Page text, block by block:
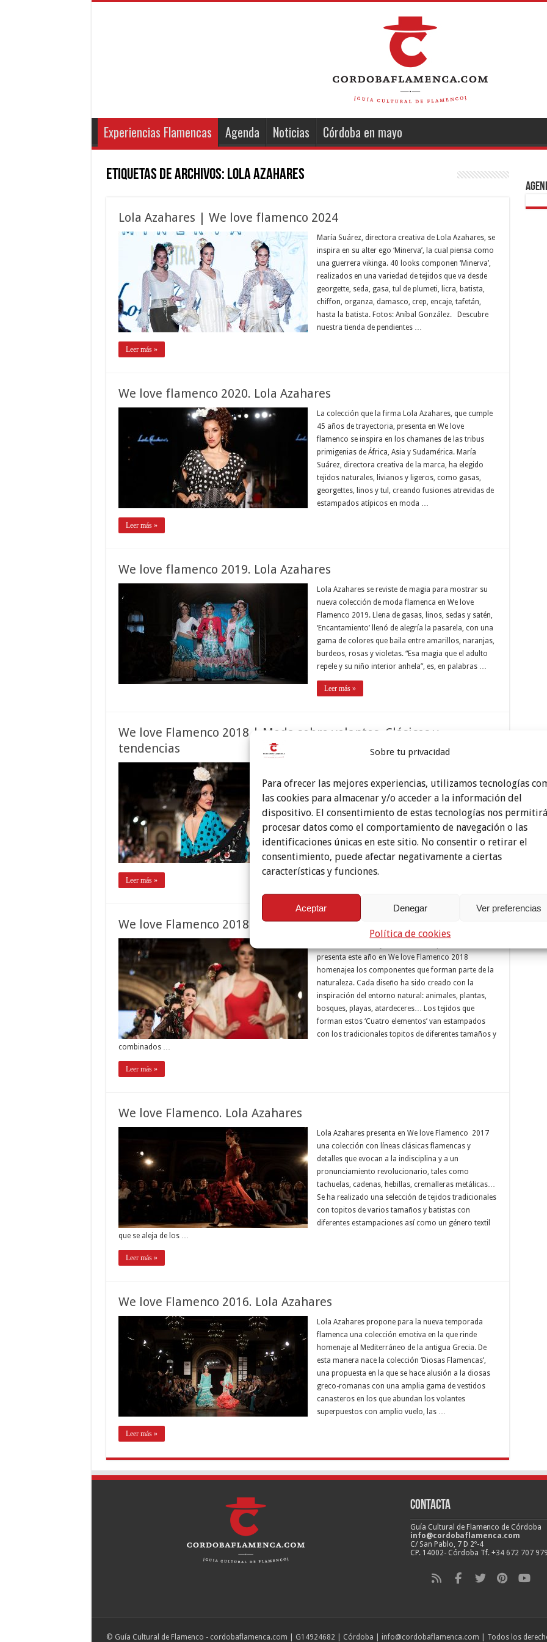
Sobre tu privacidad
Para ofrecer las mejores experiencias, utilizamos tecnologías
las cookies para almacenar y/o acceder a la información del
dispositivo. El consentimiento de estas tecnologías nos permitirá
procesar datos como el comportamiento de navegación o las
identificaciones únicas en este sitio. No consentir o retirar el
consentimiento, puede afectar negativamente a ciertas
características y funciones.
Aceptar Denegar Ver preferencias
Política de cookies
Experiencias Flamencas Agenda Noticias Córdoba en mayo
Etiquetas de Archivos: lola azahares
Lola Azahares | We love flamenco 2024
María Suárez, directora creativa de Lola Azahares, se
inspira en su alter ego ‘Minerva’, la cual piensa como
una guerrera vikinga. 40 looks componen ‘Minerva’,
realizados en una variedad de tejidos que va desde
georgette, seda, gasa, tul de plumeti, licra, batista,
chiffon, organza, damasco, crep, encaje, tafetán,
hasta la batista. Fotos: Aníbal González. Descubre
nuestra tienda de pendientes …
Leer más »
We love flamenco 2020. Lola Azahares
La colección que la firma Lola Azahares, que cumple
45 años de trayectoria, presenta en We love
flamenco se inspira en los chamanes de las tribus
primigenias de África, Asia y Sudamérica. María
Suárez, directora creativa de la marca, ha elegido
tejidos naturales, livianos y ligeros, como gasas,
georgettes, linos y tul, creando fusiones atrevidas de
estampados atípicos en moda …
Leer más »
We love flamenco 2019. Lola Azahares
Lola Azahares se reviste de magia para mostrar su
nueva colección de moda flamenca en We love
Flamenco 2019. Llena de gasas, linos, sedas y satén,
‘Encantamiento’ llenó de alegría la pasarela, con una
gama de colores que baila entre amarillos, naranjas,
burdeos, rosas y violetas. “Esa magia que el adulto
repele y su niño interior anhela”, es, en palabras …
Leer más »
We love Flamenco 2018 | Moda sobre volantes. Clásicos y
tendencias
González. El tercer día en We Love Flamenco
2018 comenzó a mediodía con el desfile solidario de
la Fundación Sandra Ibarra, en el que las modelos
fueron mujeres que habían padecido cáncer de
mama y cuyos beneficios están destinados a dicha
fundación. Un desfile en el que participaron muchos
de los diseñadores que …
Leer más »
We love Flamenco 2018. Lola Azahares
presenta este año en We love Flamenco 2018
homenajea los componentes que forman parte de la
naturaleza. Cada diseño ha sido creado con la
inspiración del entorno natural: animales, plantas,
bosques, playas, atardeceres… Los tejidos que
forman estos ‘Cuatro elementos’ van estampados
con los tradicionales topitos de diferentes tamaños y
combinados …
Leer más »
We love Flamenco. Lola Azahares
Lola Azahares presenta en We love Flamenco 2017
una colección con líneas clásicas flamencas y
detalles que evocan a la indisciplina y a un
pronunciamiento revolucionario, tales como
tachuelas, cadenas, hebillas, cremalleras metálicas…
Se ha realizado una selección de tejidos tradicionales
con topitos de varios tamaños y batistas con
diferentes estampaciones así como un género textil
que se aleja de los …
Leer más »
We love Flamenco 2016. Lola Azahares
Lola Azahares propone para la nueva temporada
flamenca una colección emotiva en la que rinde
homenaje al Mediterráneo de la antigua Grecia. De
esta manera nace la colección ‘Diosas Flamencas’,
una propuesta en la que se hace alusión a la diosas
greco-romanas con una amplia gama de vestidos
canasteros en los que abundan los volantes
superpuestos con amplio vuelo, las …
Leer más »
Contacta
Guía Cultural de Flamenco de Córdoba
info@cordobaflamenca.com
C/ San Pablo, 7 D 2º-4
CP. 14002- Córdoba Tf. +34 672 707
© Guía Cultural de Flamenco - cordobaflamenca.com | G14924682 | Córdoba | info@cordobaflamenca.com | Todos los